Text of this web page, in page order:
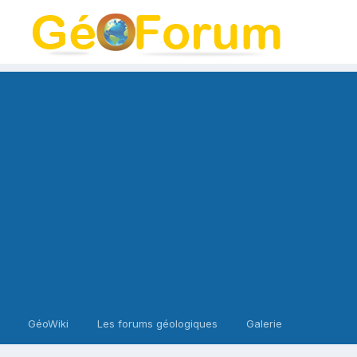
GéoWiki Les forums géologiques Galerie